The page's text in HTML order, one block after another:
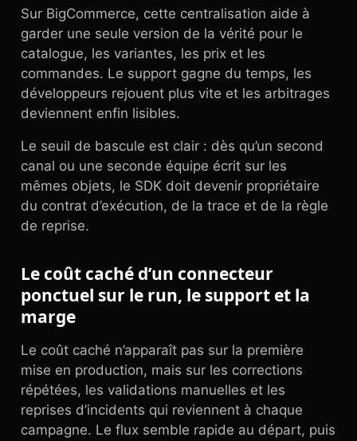
Sur BigCommerce, cette centralisation aide à
garder une seule version de la vérité pour le
catalogue, les variantes, les prix et les
commandes. Le support gagne du temps, les
développeurs rejouent plus vite et les arbitrages
deviennent enfin lisibles.
Le seuil de bascule est clair : dès qu’un second
canal ou une seconde équipe écrit sur les
mêmes objets, le SDK doit devenir propriétaire
du contrat d’exécution, de la trace et de la règle
de reprise.
Le coût caché d’un connecteur
ponctuel sur le run, le support et la
marge
Le coût caché n’apparaît pas sur la première
mise en production, mais sur les corrections
répétées, les validations manuelles et les
reprises d’incidents qui reviennent à chaque
campagne. Le flux semble rapide au départ, puis